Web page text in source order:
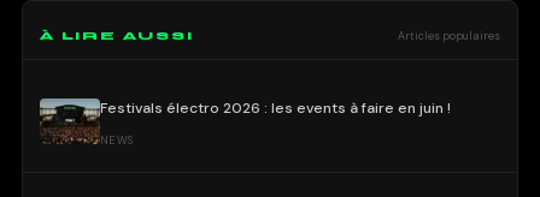
À LIRE AUSSI Articles populaires
Festivals électro 2026 : les events à faire en juin !
NEWS